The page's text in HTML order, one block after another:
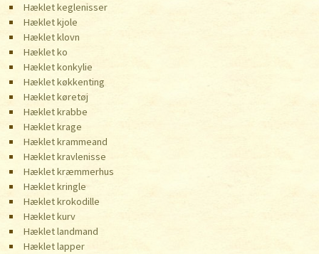
Hæklet keglenisser
Hæklet kjole
Hæklet klovn
Hæklet ko
Hæklet konkylie
Hæklet køkkenting
Hæklet køretøj
Hæklet krabbe
Hæklet krage
Hæklet krammeand
Hæklet kravlenisse
Hæklet kræmmerhus
Hæklet kringle
Hæklet krokodille
Hæklet kurv
Hæklet landmand
Hæklet lapper